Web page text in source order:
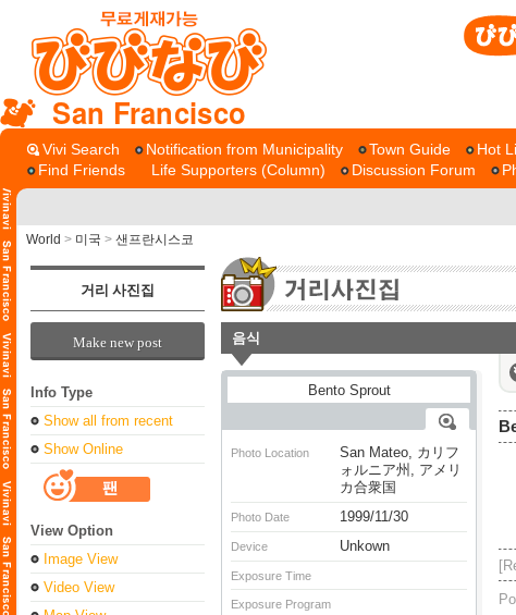
San Francisco
Vivi Search Notification from Municipality Town Guide Hot
Find Friends
Life Supporters (Column) Discussion Forum
World > 미국 > 샌프란시스코
거리 사진집
Make new post
Info Type
Show all from recent
Show Online
View Option
Image View
Video View
음식
Photo Location
San Mateo, カリフ
ォルニア州, アメリ
カ合衆国
Photo Date 1999/11/30
Device Unkown
Exposure Time
Exposure Program